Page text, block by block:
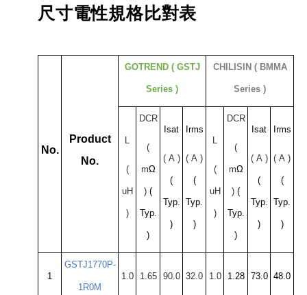
尺寸電性規格比對表
No.
Product
No.
GOTREND ( GSTJ
Series )
CHILISIN ( BMMA
Series )
(
uH
)
DCR
(
mΩ
) (
Typ.
)
Isat
( A )
(
Typ.
)
Irms
( A )
(
Typ.
)
(
uH
)
DCR
(
mΩ
) (
Typ.
)
Isat
( A )
(
Typ.
)
Irms
( A )
(
Typ.
)
1
GSTJ1770P-
1R0M
1.0 1.65 90.0 32.0 1.0 1.28 73.0 48.0